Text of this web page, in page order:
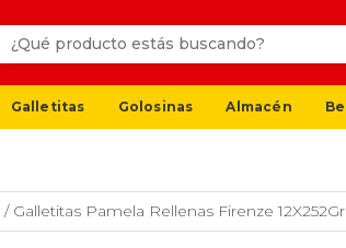
Galletitas Golosinas Almacén
/ Galletitas Pamela Rellenas Firenze